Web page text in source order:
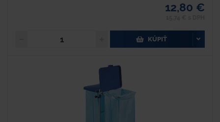
12,80 €
KÚPIŤ